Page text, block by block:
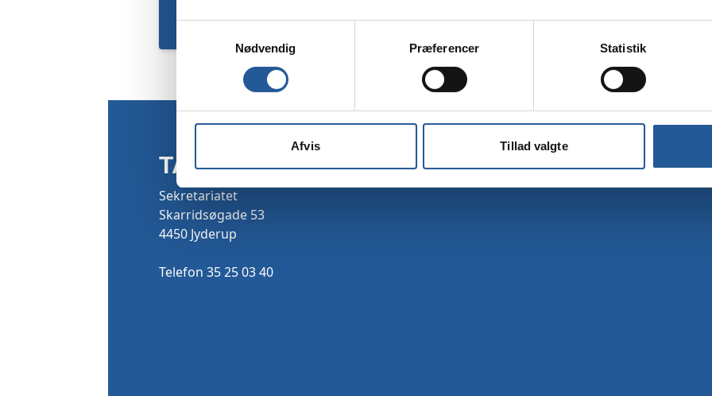
Nødvendig
Præferencer Statistik
Afvis Tillad valgte
TAMU
Sekretariatet
Skarridsøgade 53
4450 Jyderup
Telefon 35 25 03 40